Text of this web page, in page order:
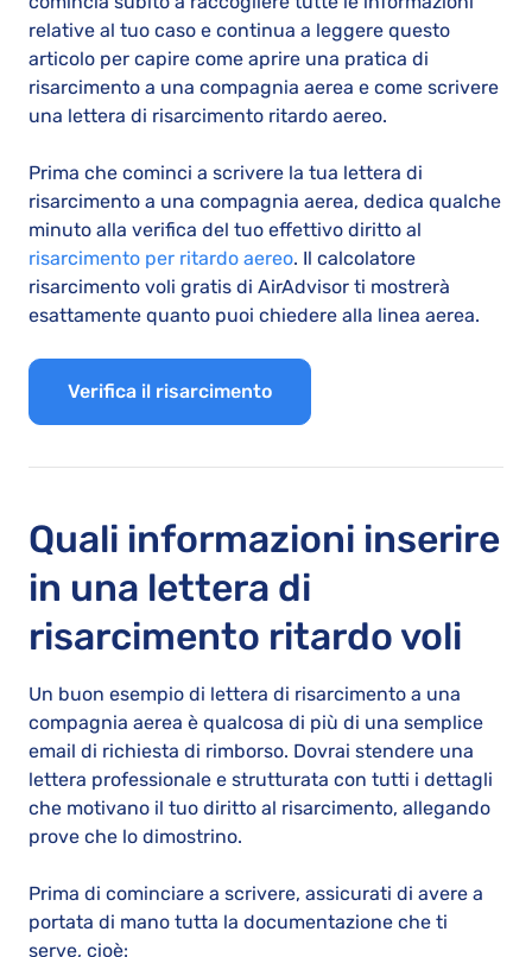
relative al tuo caso e continua a leggere questo
articolo per capire come aprire una pratica di
risarcimento a una compagnia aerea e come scrivere
una lettera di risarcimento ritardo aereo.
Prima che cominci a scrivere la tua lettera di
risarcimento a una compagnia aerea, dedica qualche
minuto alla verifica del tuo effettivo diritto al
risarcimento per ritardo aereo. Il calcolatore
risarcimento voli gratis di AirAdvisor ti mostrerà
esattamente quanto puoi chiedere alla linea aerea.
Verifica il risarcimento
Quali informazioni inserire
in una lettera di
risarcimento ritardo voli
Un buon esempio di lettera di risarcimento a una
compagnia aerea è qualcosa di più di una semplice
email di richiesta di rimborso. Dovrai stendere una
lettera professionale e strutturata con tutti i dettagli
che motivano il tuo diritto al risarcimento, allegando
prove che lo dimostrino.
Prima di cominciare a scrivere, assicurati di avere a
portata di mano tutta la documentazione che ti
serve, cioè: